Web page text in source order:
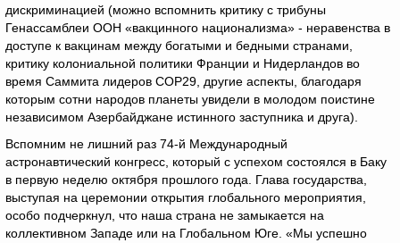
дискриминацией (можно вспомнить критику с трибуны
Генассамблеи ООН «вакцинного национализма» - неравенства в
доступе к вакцинам между богатыми и бедными странами,
критику колониальной политики Франции и Нидерландов во
время Саммита лидеров СОР29, другие аспекты, благодаря
которым сотни народов планеты увидели в молодом поистине
независимом Азербайджане истинного заступника и друга).
Вспомним не лишний раз 74-й Международный
астронавтический конгресс, который с успехом состоялся в Баку
в первую неделю октября прошлого года. Глава государства,
выступая на церемонии открытия глобального мероприятия,
особо подчеркнул, что наша страна не замыкается на
коллективном Западе или на Глобальном Юге. «Мы успешно